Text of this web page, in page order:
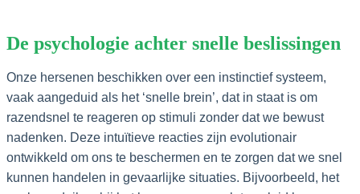
De psychologie achter snelle beslissingen
Onze hersenen beschikken over een instinctief systeem,
vaak aangeduid als het ‘snelle brein’, dat in staat is om
razendsnel te reageren op stimuli zonder dat we bewust
nadenken. Deze intuïtieve reacties zijn evolutionair
ontwikkeld om ons te beschermen en te zorgen dat we snel
kunnen handelen in gevaarlijke situaties. Bijvoorbeeld, het